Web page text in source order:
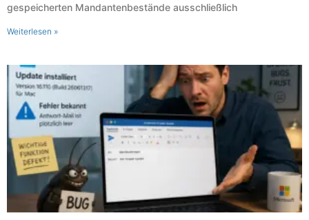
gespeicherten Mandantenbestände ausschließlich
Weiterlesen »